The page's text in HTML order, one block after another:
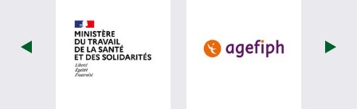
visiter les site de Ministère du travail
visiter les